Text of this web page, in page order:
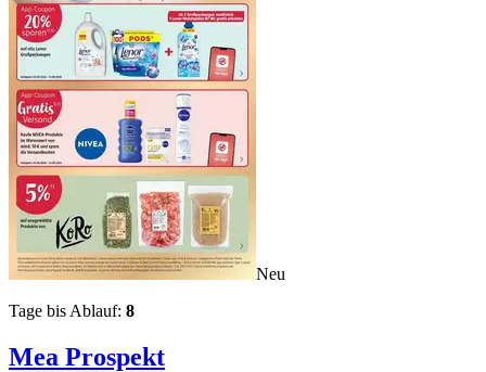
Neu
Tage bis Ablauf: 8
Mea Prospekt